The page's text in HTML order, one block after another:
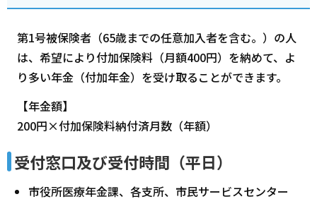
第1号被保険者（65歳までの任意加入者を含む。）の人
は、希望により付加保険料（月額400円）を納めて、よ
り多い年金（付加年金）を受け取ることができます。
【年金額】
200円×付加保険料納付済月数（年額）
受付窓口及び受付時間（平日）
市役所医療年金課、各支所、市民サービスセンター